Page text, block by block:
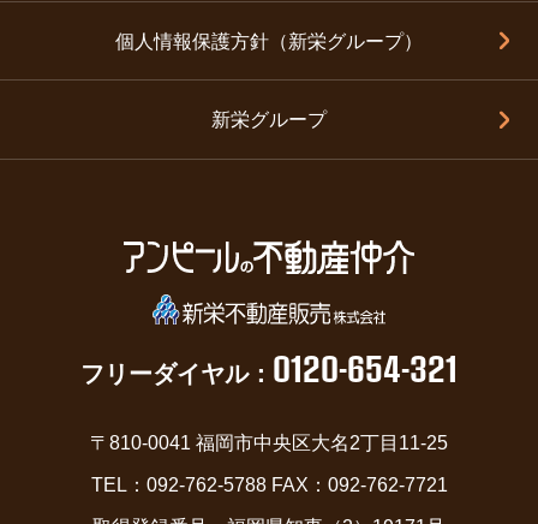
個人情報保護方針（新栄グループ）
新栄グループ
フリーダイヤル： 0120-654-321
〒810-0041 福岡市中央区大名2丁目11-25
TEL：092-762-5788 FAX：092-762-7721